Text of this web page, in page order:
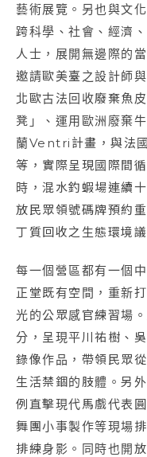
藝術展覽。另也與文
跨科學、社會、經濟
人士，展開無邊際的
邀請歐美臺之設計師
北歐古法回收廢棄魚
凳」、運用歐洲廢棄
蘭Ventri計畫，與法
等，實際呈現國際間
時，混水釣蝦場連續
放民眾領號碼牌預約
丁質回收之生態環境議
每一個營區都有一個
正堂既有空間，重新
光的公眾感官練習場
分，呈現平川祐樹、
錄像作品，帶領民眾
生活禁錮的肢體。另
例直擊現代馬戲代表
舞團小事製作等現場
排練身影。同時也開